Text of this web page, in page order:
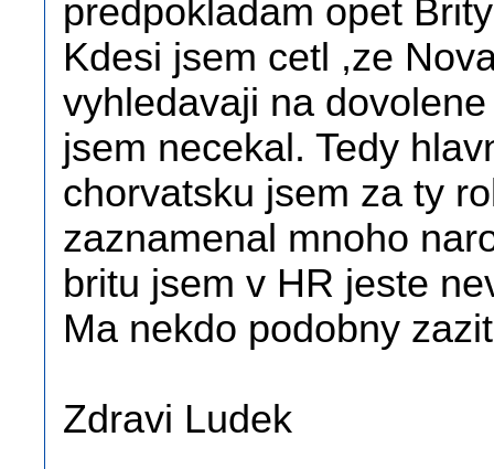
predpokladam opet
Kdesi jsem cetl ,ze
vyhledavaji na
jsem necekal. Tedy
chorvatsku jsem za ty
zaznamenal mnoho
britu jsem v HR jeste
Ma nekdo podobny
Zdravi Ludek